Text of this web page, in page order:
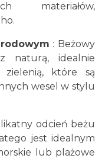
materiałów,
: Beżowy
naturą, idealnie
które są
wesel w stylu
odcień beżu
jest idealnym
lub plażowe